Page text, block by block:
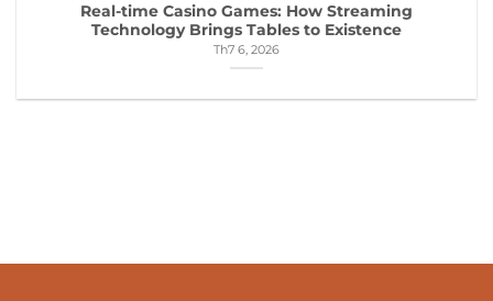
Real-time Casino Games: How Streaming
Technology Brings Tables to Existence
Th7 6, 2026